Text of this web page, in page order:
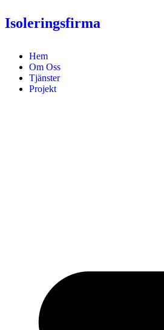
Isoleringsfirma
Hem
Om Oss
Tjänster
Projekt